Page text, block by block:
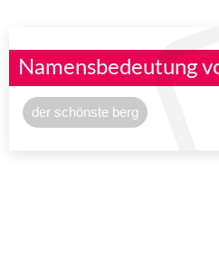
Namensbedeutung
der schönste berg